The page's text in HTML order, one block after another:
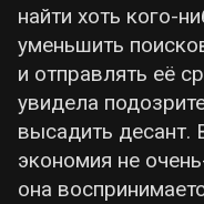
найти хоть кого-
уменьшить
и отправлять её
увидела
высадить десант.
экономия не
она